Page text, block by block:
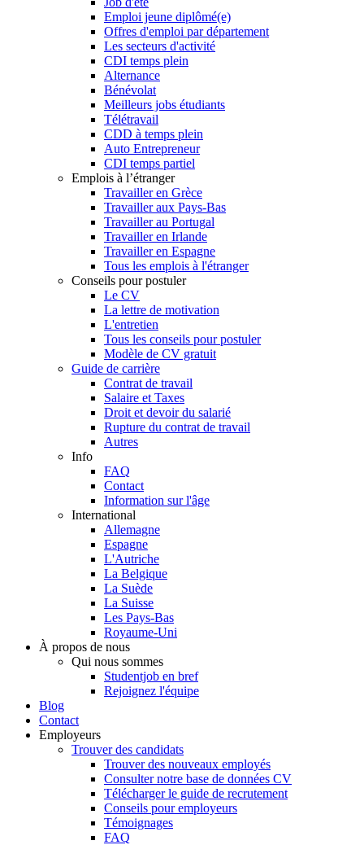
Emploi jeune diplômé(e)
Offres d'emploi par département
Les secteurs d'activité
CDI temps plein
Alternance
Bénévolat
Meilleurs jobs étudiants
Télétravail
CDD à temps plein
Auto Entrepreneur
CDI temps partiel
Emplois à l’étranger
Travailler en Grèce
Travailler aux Pays-Bas
Travailler au Portugal
Travailler en Irlande
Travailler en Espagne
Tous les emplois à l'étranger
Conseils pour postuler
Le CV
La lettre de motivation
L'entretien
Tous les conseils pour postuler
Modèle de CV gratuit
Guide de carrière
Contrat de travail
Salaire et Taxes
Droit et devoir du salarié
Rupture du contrat de travail
Autres
Info
FAQ
Contact
Information sur l'âge
International
Allemagne
Espagne
L'Autriche
La Belgique
La Suède
La Suisse
Les Pays-Bas
Royaume-Uni
À propos de nous
Qui nous sommes
Studentjob en bref
Rejoignez l'équipe
Blog
Contact
Employeurs
Trouver des candidats
Trouver des nouveaux employés
Consulter notre base de données CV
Télécharger le guide de recrutement
Conseils pour employeurs
Témoignages
FAQ